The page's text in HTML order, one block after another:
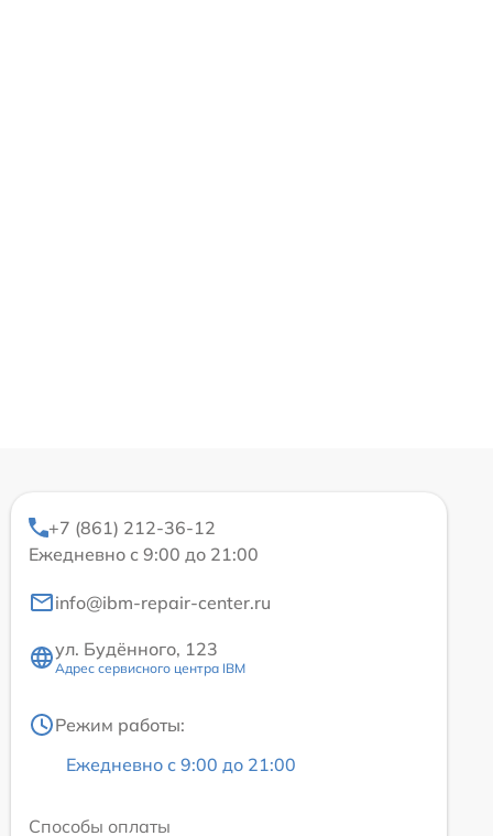
+7 (861) 212-36-12
Ежедневно с 9:00 до 21:00
info@ibm-repair-center.ru
ул. Будённого, 123
Адрес сервисного центра IBM
Режим работы:
Ежедневно с 9:00 до 21:00
Способы оплаты